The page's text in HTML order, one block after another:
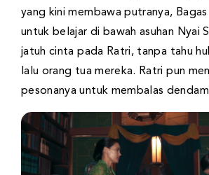
yang kini membawa putranya,
untuk belajar di bawah asuhan Nyai
jatuh cinta pada Ratri, tanpa tahu
lalu orang tua mereka. Ratri pun
pesonanya untuk membalas